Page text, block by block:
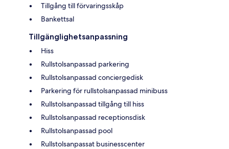
Tillgång till förvaringsskåp
Bankettsal
Tillgänglighetsanpassning
Hiss
Rullstolsanpassad parkering
Rullstolsanpassad conciergedisk
Parkering för rullstolsanpassad minibuss
Rullstolsanpassad tillgång till hiss
Rullstolsanpassad receptionsdisk
Rullstolsanpassad pool
Rullstolsanpassat businesscenter